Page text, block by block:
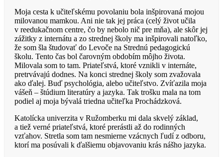
Moja cesta k učiteľskému povolaniu bola inšpirovaná mojou
milovanou mamkou. Ani nie tak jej práca (celý život učila
v reedukačnom centre, čo by nebolo nič pre mňa), ale skôr jej
zážitky z internátu a zo strednej školy ma inšpirovali natoľko,
že som šla študovať do Levoče na Strednú pedagogickú
školu. Tento čas bol čarovným obdobím môjho života.
Milovala som to tam. Priateľstvá, ktoré vznikli v internáte,
pretrvávajú dodnes. Na konci strednej školy som zvažovala
ako ďalej. Buď psychológia, alebo učiteľstvo. Zvíťazila moja
vášeň – štúdium literatúry a jazyka. Tak trošku mala na tom
podiel aj moja bývalá triedna učiteľka Prochádzková.
Katolícka univerzita v Ružomberku mi dala skvelý základ,
a tiež verné priateľstvá, ktoré prerástli až do rodinných
vzťahov. Stretla som tam nesmierne vzácnych ľudí z odboru,
ktorí ma posúvali k ďalšiemu objavovaniu krás nášho jazyka.